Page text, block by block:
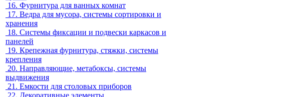
16. Фурнитура для ванных комнат
17. Ведра для мусора, системы сортировки и
хранения
18. Системы фиксации и подвески каркасов и
панелей
19. Крепежная фурнитура, стяжки, системы
крепления
20. Направляющие, метабоксы, системы
выдвижения
21. Емкости для столовых приборов
22. Декоративные элементы